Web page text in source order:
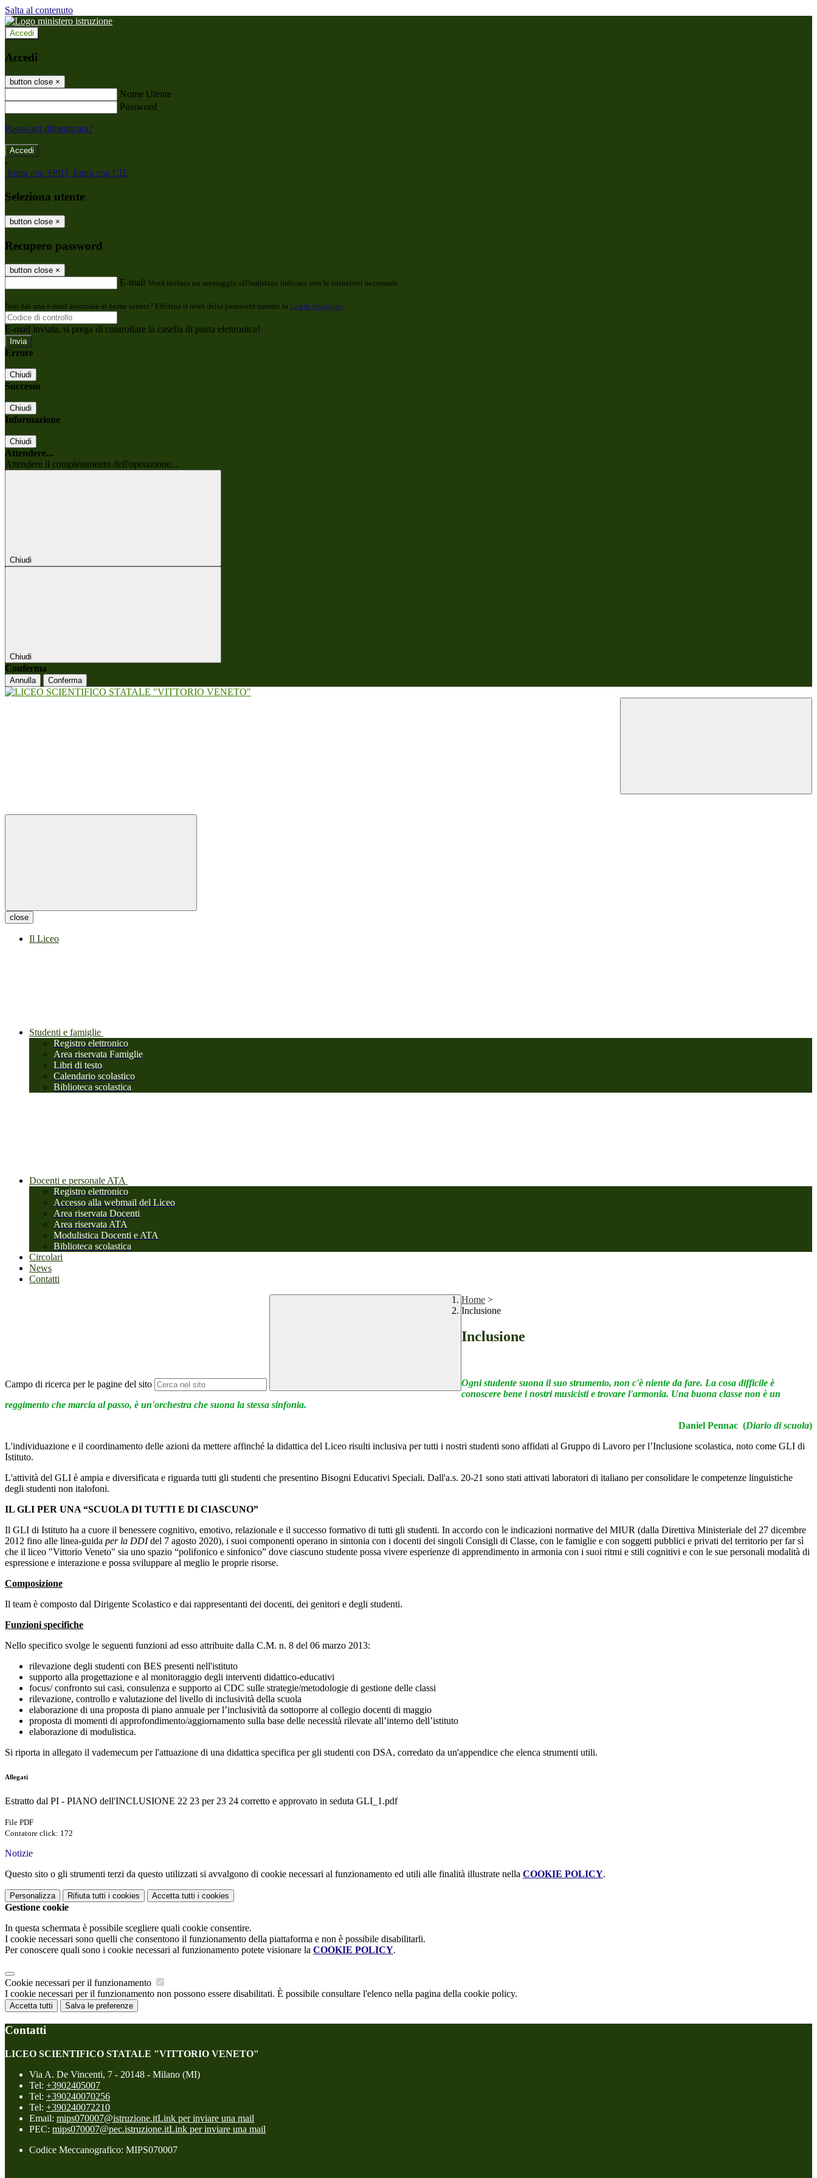
Salta al contenuto
Accedi
Accedi
button close ×
Nome Utente
Password
Password dimenticata?
-
Entra con SPID Entra con CIE
Seleziona utente
button close ×
Recupero password
button close ×
E-mail Verrà inviato un messaggio all'indirizzo indicato con le istruzioni necessarie.
Non hai una e-mail associata al nome utente? Effettua il reset della password tramite la Login Spaggiari
E-mail inviata, si prega di controllare la casella di posta elettronica!
Errore
Chiudi
Successo
Chiudi
Informazione
Chiudi
Attendere...
Attendere il completamento dell'operazione...
Chiudi
Chiudi
Conferma
Annulla Conferma
close
Il Liceo
Studenti e famiglie
Registro elettronico
Area riservata Famiglie
Libri di testo
Calendario scolastico
Biblioteca scolastica
Docenti e personale ATA
Registro elettronico
Accesso alla webmail del Liceo
Area riservata Docenti
Area riservata ATA
Modulistica Docenti e ATA
Biblioteca scolastica
Circolari
News
Contatti
Campo di ricerca per le pagine del sito
Home >
Inclusione
Inclusione
Ogni studente suona il suo strumento, non c'è niente da fare. La cosa difficile è
conoscere bene i nostri musicisti e trovare l'armonia. Una buona classe non è un
reggimento che marcia al passo, è un'orchestra che suona la stessa sinfonia.
Daniel Pennac (Diario di scuola)
L'individuazione e il coordinamento delle azioni da mettere affinché la didattica del Liceo risulti inclusiva per tutti i nostri studenti sono affidati al Gruppo di Lavoro per l’Inclusione scolastica, noto come GLI di
Istituto.
L'attività del GLI è ampia e diversificata e riguarda tutti gli studenti che presentino Bisogni Educativi Speciali. Dall'a.s. 20-21 sono stati attivati laboratori di italiano per consolidare le competenze linguistiche
degli studenti non italofoni.
IL GLI PER UNA “SCUOLA DI TUTTI E DI CIASCUNO”
Il GLI di Istituto ha a cuore il benessere cognitivo, emotivo, relazionale e il successo formativo di tutti gli studenti. In accordo con le indicazioni normative del MIUR (dalla Direttiva Ministeriale del 27 dicembre
2012 fino alle linea-guida per la DDIdel 7 agosto 2020), i suoi componenti operano in sintonia con i docenti dei singoli Consigli di Classe, con le famiglie e con soggetti pubblici e privati del territorio per far sì
che il liceo "Vittorio Veneto" sia uno spazio “polifonico e sinfonico” dove ciascuno studente possa vivere esperienze di apprendimento in armonia con i suoi ritmi e stili cognitivi e con le sue personali modalità di
espressione e interazione e possa sviluppare al meglio le proprie risorse.
Composizione
Il team è composto dal Dirigente Scolastico e dai rappresentanti dei docenti, dei genitori e degli studenti.
Funzioni specifiche
Nello specifico svolge le seguenti funzioni ad esso attribuite dalla C.M. n. 8 del 06 marzo 2013:
rilevazione degli studenti con BES presenti nell'istituto
supporto alla progettazione e al monitoraggio degli interventi didattico-educativi
focus/ confronto sui casi, consulenza e supporto ai CDC sulle strategie/metodologie di gestione delle classi
rilevazione, controllo e valutazione del livello di inclusività della scuola
elaborazione di una proposta di piano annuale per l’inclusività da sottoporre al collegio docenti di maggio
proposta di momenti di approfondimento/aggiornamento sulla base delle necessità rilevate all’interno dell’istituto
elaborazione di modulistica.
Si riporta in allegato il vademecum per l'attuazione di una didattica specifica per gli studenti con DSA, corredato da un'appendice che elenca strumenti utili.
Allegati
Estratto dal PI - PIANO dell'INCLUSIONE 22 23 per 23 24 corretto e approvato in seduta GLI_1.pdf
File PDF
Contatore click: 172
Notizie
Questo sito o gli strumenti terzi da questo utilizzati si avvalgono di cookie necessari al funzionamento ed utili alle finalità illustrate nella COOKIE POLICY.
Personalizza Rifiuta tutti i cookies Accetta tutti i cookies
Gestione cookie
In questa schermata è possibile scegliere quali cookie consentire.
I cookie necessari sono quelli che consentono il funzionamento della piattaforma e non è possibile disabilitarli.
Per conoscere quali sono i cookie necessari al funzionamento potete visionare la COOKIE POLICY.
Cookie necessari per il funzionamento
I cookie necessari per il funzionamento non possono essere disabilitati. È possibile consultare l'elenco nella pagina della cookie policy.
Accetta tutti Salva le preferenze
Contatti
LICEO SCIENTIFICO STATALE "VITTORIO VENETO"
Via A. De Vincenti, 7 - 20148 - Milano (MI)
Tel: +3902405007
Tel: +390240070256
Tel: +390240072210
Email: mips070007@istruzione.itLink per inviare una mail
PEC: mips070007@pec.istruzione.itLink per inviare una mail
Codice Meccanografico: MIPS070007